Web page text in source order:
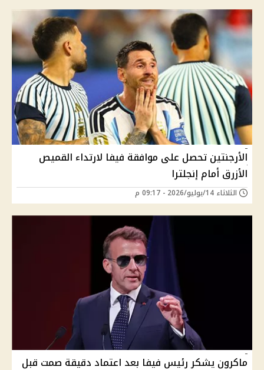
الأرجنتين تحصل على موافقة فيفا لارتداء القميص
الأزرق أمام إنجلترا
الثلاثاء 14/يوليو/2026 - 09:17 م
ماكرون يشكر رئيس فيفا بعد اعتماد دقيقة صمت قبل